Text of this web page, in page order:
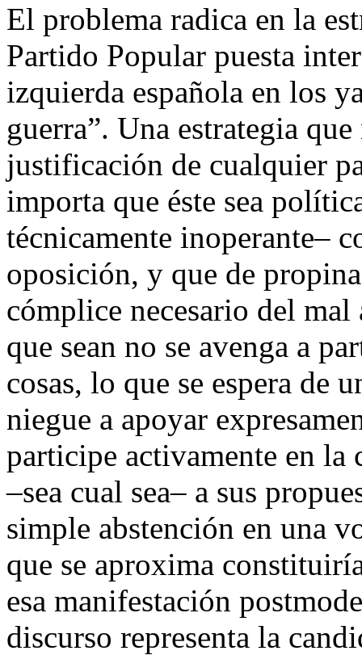
El problema radica en la
Partido Popular puesta
izquierda española en los
guerra”. Una estrategia
justificación de cualquier
importa que éste sea
técnicamente inoperante–
oposición, y que de
cómplice necesario del
que sean no se avenga a
cosas, lo que se espera de
niegue a apoyar
participe activamente en
–sea cual sea– a sus
simple abstención en una
que se aproxima
esa manifestación
discurso representa la